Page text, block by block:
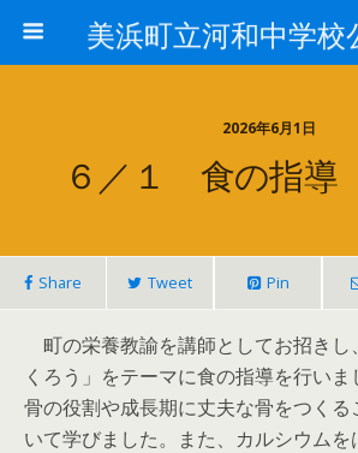
2026年6月1日
６／１ 食の指導
Share Tweet Pin
町の栄養教諭を講師としてお招きし
くろう」をテーマに食の指導を行いま
骨の役割や成長期に丈夫な骨をつくる
いて学びました。また、カルシウム